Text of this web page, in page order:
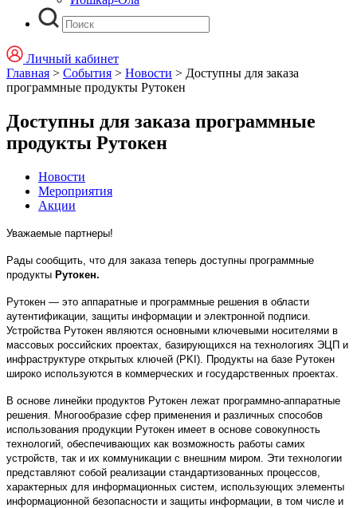
Личный кабинет
Главная > События > Новости > Доступны для заказа
программные продукты Рутокен
Доступны для заказа программные
продукты Рутокен
Новости
Мероприятия
Акции
Уважаемые партнеры!
Рады сообщить, что для заказа теперь доступны программные
продукты Рутокен.
Рутокен — это аппаратные и программные решения в области
аутентификации, защиты информации и электронной подписи.
Устройства Рутокен являются основными ключевыми носителями в
массовых российских проектах, базирующихся на технологиях ЭЦП и
инфраструктуре открытых ключей (PKI). Продукты на базе Рутокен
широко используются в коммерческих и государственных проектах.
В основе линейки продуктов Рутокен лежат программно-аппаратные
решения. Многообразие сфер применения и различных способов
использования продукции Рутокен имеет в основе совокупность
технологий, обеспечивающих как возможность работы самих
устройств, так и их коммуникации с внешним миром. Эти технологии
представляют собой реализации стандартизованных процессов,
характерных для информационных систем, использующих элементы
информационной безопасности и защиты информации, в том числе и